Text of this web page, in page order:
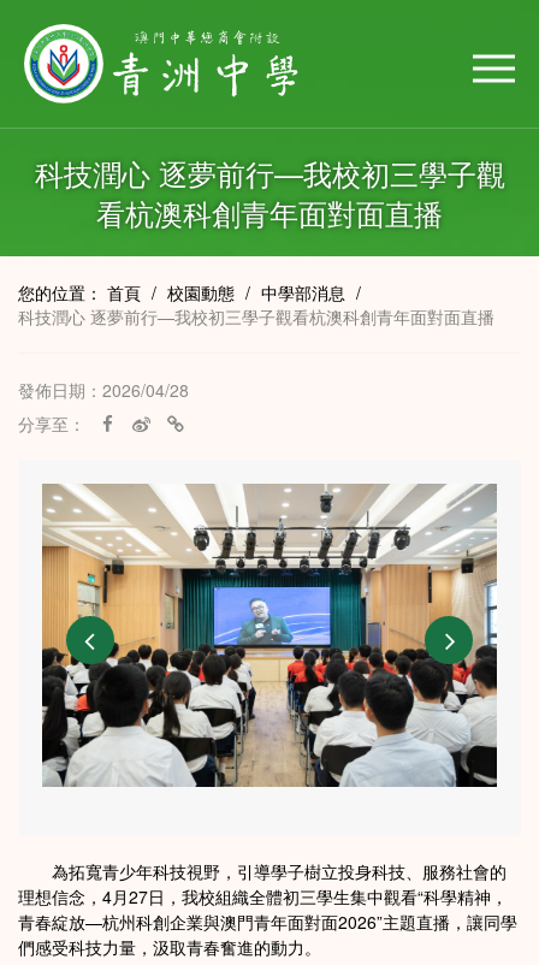
科技潤心 逐夢前行—我校初三學子觀
看杭澳科創青年面對面直播
您的位置： 首頁 / 校園動態 / 中學部消息 /
科技潤心 逐夢前行—我校初三學子觀看杭澳科創青年面對面直播
發佈日期：2026/04/28
分享至：
為拓寬青少年科技視野，引導學子樹立投身科技、服務社會的
理想信念，4月27日，我校組織全體初三學生集中觀看“科學精神，
青春綻放—杭州科創企業與澳門青年面對面2026”主題直播，讓同學
們感受科技力量，汲取青春奮進的動力。